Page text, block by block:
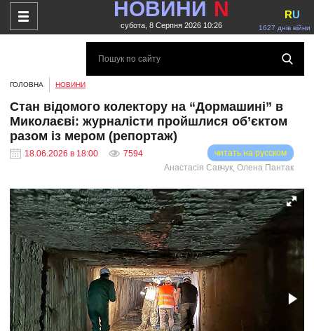
НОВИНИ N
субота, 8 Серпня 2026 10:26 1627 днів війни
RU
ГОЛОВНА НОВИНИ
Стан відомого колектору на “Дормашині” в
Миколаєві: журналісти пройшлися об’єктом
разом із мером (репортаж)
18.06.2026 в 18:00 7594
читать на русском
Анастасія Савчук, Олена Пантак